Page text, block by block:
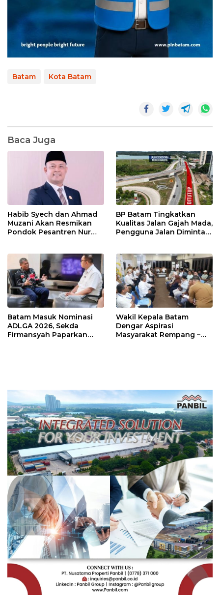
Batam Kota Batam
Baca Juga
Habib Syech dan Ahmad
Muzani Akan Resmikan
Pondok Pesantren Nur
BP Batam Tingkatkan
Kualitas Jalan Gajah Mada,
Pengguna Jalan Diminta
Batam Masuk Nominasi
ADLGA 2026, Sekda
Firmansyah Paparkan
Wakil Kepala Batam
Dengar Aspirasi
Masyarakat Rempang –